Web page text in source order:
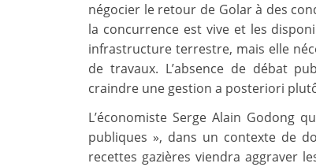
négocier le retour de Golar à des
la concurrence est vive et les
infrastructure terrestre, mais elle
de travaux. L’absence de débat
craindre une gestion a posteriori
L’économiste Serge Alain Godong
publiques », dans un contexte de
recettes gazières viendra aggraver